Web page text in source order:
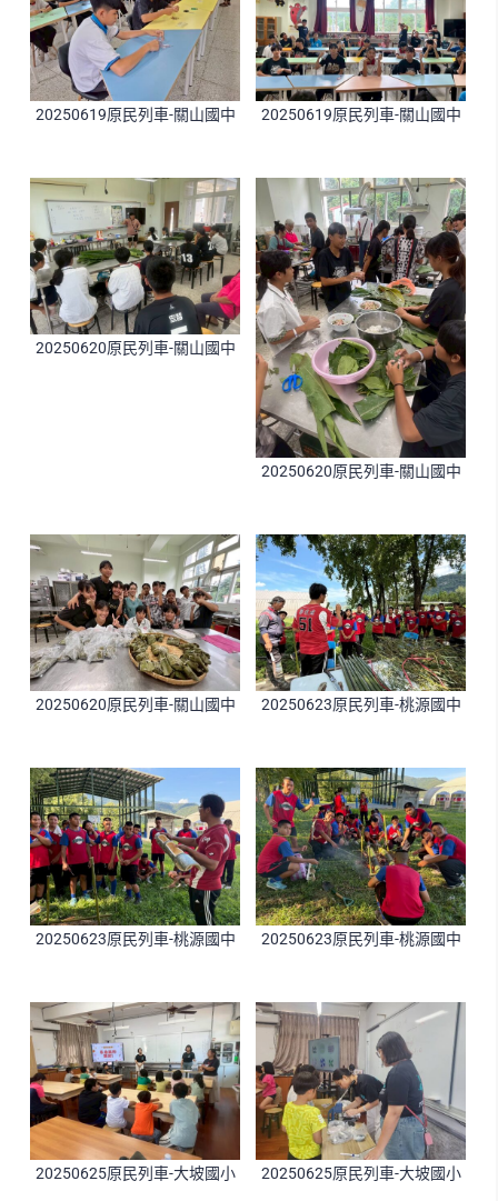
20250619原民列車-關山國中 20250619原民列車-關山國中
20250620原民列車-關山國中
20250620原民列車-關山國中
20250620原民列車-關山國中 20250623原民列車-桃源國中
20250623原民列車-桃源國中 20250623原民列車-桃源國中
20250625原民列車-大坡國小 20250625原民列車-大坡國小